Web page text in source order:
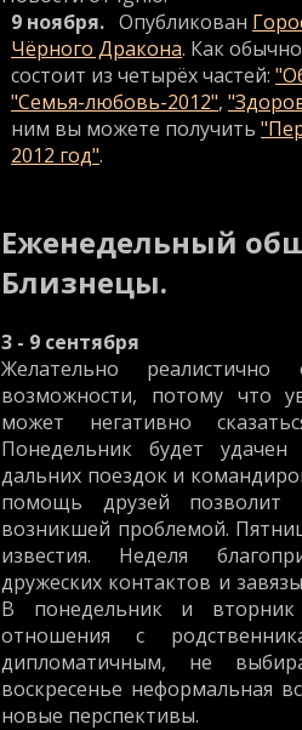
9 ноября. Опубликован
Чёрного Дракона. Как
состоит из четырёх частей:
"Семья-любовь-2012",
ним вы можете получить
2012 год".
Еженедельный
Близнецы.
3 - 9 сентября
Желательно
возможности, потому что
может негативно
Понедельник будет
дальних поездок и
помощь друзей позволит
возникшей проблемой.
известия. Неделя
дружеских контактов и
В понедельник и вторник
отношения с
дипломатичным, не
воскресенье неформальная
новые перспективы.